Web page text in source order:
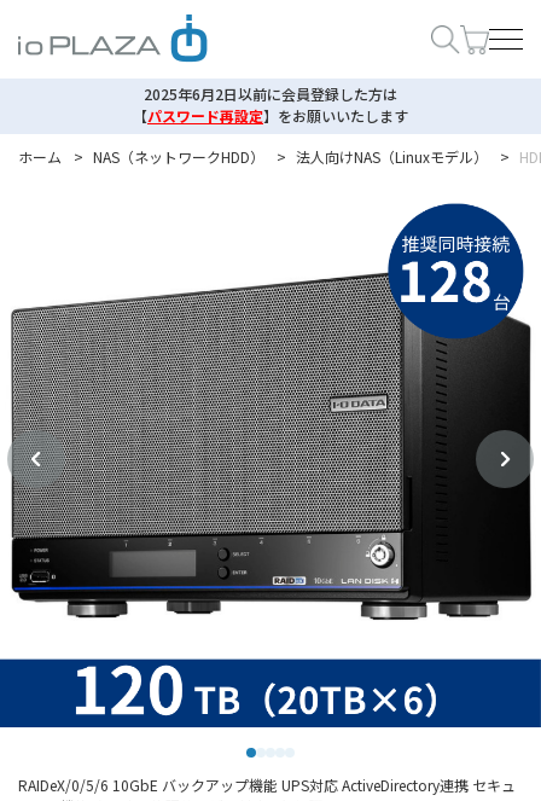
2025年6月2日以前に会員登録した方は
【パスワード再設定】 をお願いいたします
ホーム
> NAS（ネットワークHDD） > 法人向けNAS（Linuxモデル） >
RAIDeX/0/5/6 10GbE バックアップ機能 UPS対応 ActiveDirectory連携 セキュ